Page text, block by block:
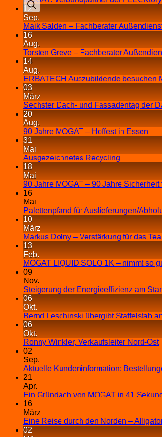
12
Sep.
Maik Salden – Fachberater
16
Aug.
Torsten Greve – Fachberater
14
Aug.
ERBATECH Auszubildende besuchen
03
März
Sechster Dach- und Fassadentag der
20
Aug.
90 Jahre MOGAT – Hoffest in Essen
31
Mai
Ausgezeichnetes Recycling!
18
Mai
90 Jahre MOGAT – 90 Jahre Sicherheit
16
Mai
Palettenpfand für Auslieferungen/
10
März
Markus Dolny – Verstärkung für das
13
Feb.
MOGAT LIQUID SOLO 1K – nimmt so
09
Nov.
Steigerung der Energieeffizienz am
06
Okt.
Bernd Leschinski übergibt Staffelstab
06
Okt.
Ronny Winkler, Verkaufsleiter Nord-Ost
02
Sep.
Aktuelle Kundeninformation:
21
Apr.
Ein Gründach von MOGAT in 41
16
März
Eine Reise durch den Norden –
02